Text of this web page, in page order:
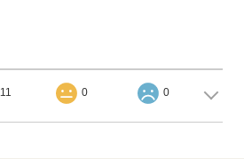
0 0